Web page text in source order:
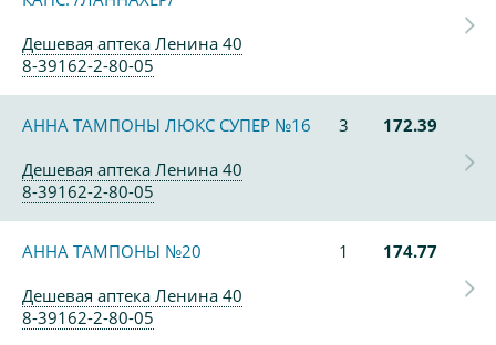
Дешевая аптека Ленина 40
8-39162-2-80-05
АННА ТАМПОНЫ ЛЮКС СУПЕР №16 3
172.39
Дешевая аптека Ленина 40
8-39162-2-80-05
АННА ТАМПОНЫ №20 1
174.77
Дешевая аптека Ленина 40
8-39162-2-80-05